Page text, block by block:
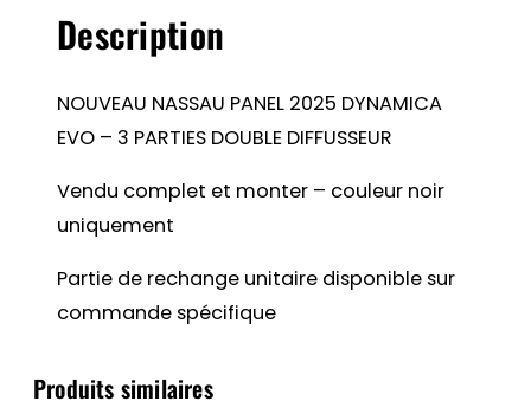
Description
NOUVEAU NASSAU PANEL 2025 DYNAMICA
EVO – 3 PARTIES DOUBLE DIFFUSSEUR
Vendu complet et monter – couleur noir
uniquement
Partie de rechange unitaire disponible sur
commande spécifique
Produits similaires